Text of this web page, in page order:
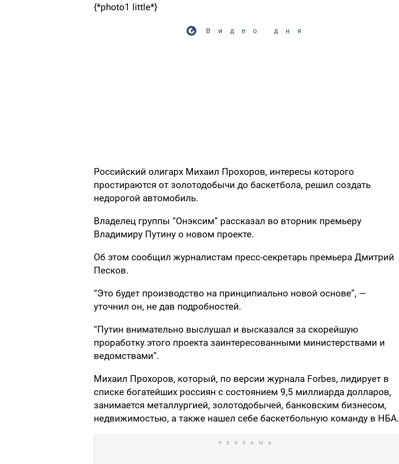
{*photo1 little*}
Видео дня
Российский олигарх Михаил Прохоров, интересы которого
простираются от золотодобычи до баскетбола, решил создать
недорогой автомобиль.
Владелец группы “Онэксим” рассказал во вторник премьеру
Владимиру Путину о новом проекте.
Об этом сообщил журналистам пресс-секретарь премьера Дмитрий
Песков.
“Это будет производство на принципиально новой основе”, —
уточнил он, не дав подробностей.
“Путин внимательно выслушал и высказался за скорейшую
проработку этого проекта заинтересованными министерствами и
ведомствами”.
Михаил Прохоров, который, по версии журнала Forbes, лидирует в
списке богатейших россиян с состоянием 9,5 миллиарда долларов,
занимается металлургией, золотодобычей, банковским бизнесом,
недвижимостью, а также нашел себе баскетбольную команду в НБА.